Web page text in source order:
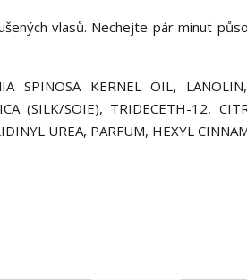
vlasů. Nechejte pár minut
SPINOSA KERNEL OIL,
(SILK/SOIE), TRIDECETH-12,
UREA, PARFUM, HEXYL